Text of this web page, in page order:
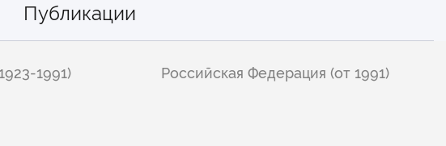
Публикации
1991) Российская Федерация (от 1991)